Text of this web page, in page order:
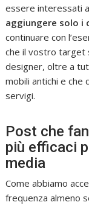
essere interessati
aggiungere solo i
continuare con
che il vostro target
designer, oltre a
mobili antichi e che
servigi.
Post che
più efficaci
media
Come abbiamo
frequenza almeno